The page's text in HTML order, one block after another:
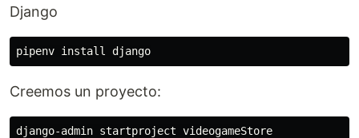
Django
pipenv install
Creemos un proyecto: